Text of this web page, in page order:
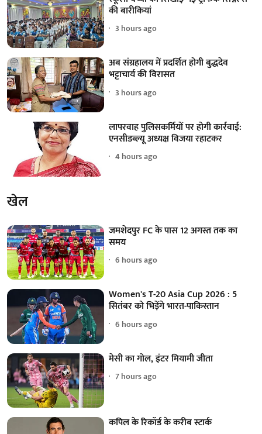
की बारीकियां
3 hours ago
अब संग्रहालय में प्रदर्शित होगी बुद्धदेव
भट्टाचार्य की विरासत
3 hours ago
लापरवाह पुलिसकर्मियों पर होगी कार्रवाई:
एनसीडब्ल्यू अध्यक्ष विजया रहाटकर
4 hours ago
खेल
जमशेदपुर FC के पास 12 अगस्त तक का
समय
6 hours ago
Women's T-20 Asia Cup 2026 : 5
सितंबर को भिड़ेंगे भारत-पाकिस्तान
6 hours ago
मेसी का गोल, इंटर मियामी जीता
7 hours ago
कपिल के रिकॉर्ड के करीब स्टार्क